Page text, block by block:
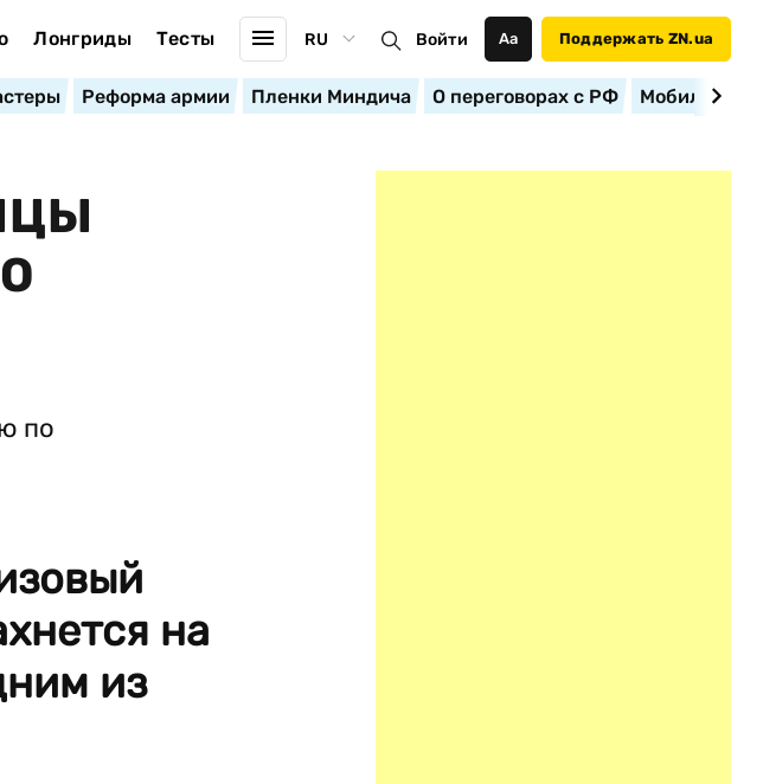
Лонгриды Тесты RU Войти Аа Поддержать ZN.ua
Реформа армии Пленки Миндича О переговорах с РФ
на
из